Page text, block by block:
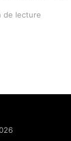
de lecture